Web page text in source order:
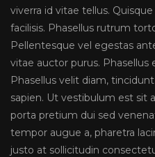
viverra id vitae tellus.
facilisis. Phasellus rutrum
Pellentesque vel egestas
vitae auctor purus. Phasellus
Phasellus velit diam,
sapien. Ut vestibulum est sit
porta pretium dui sed
tempor augue a, pharetra
justo at sollicitudin